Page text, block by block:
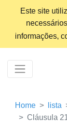
Este site
informações,
Home lista
Cláusula